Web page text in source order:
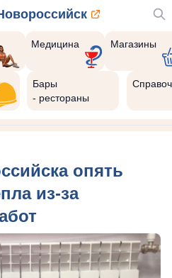
Медицина Магазины
Бары
- рестораны
опять
из-за